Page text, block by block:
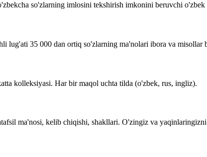
so'zlarning imlosini tekshirish imkonini beruvchi
lug'ati 35 000 dan ortiq so'zlarning ma'nolari ibora va misollar
kolleksiyasi. Har bir maqol uchta tilda (o'zbek, rus, ingliz).
ma'nosi, kelib chiqishi, shakllari. O'zingiz va